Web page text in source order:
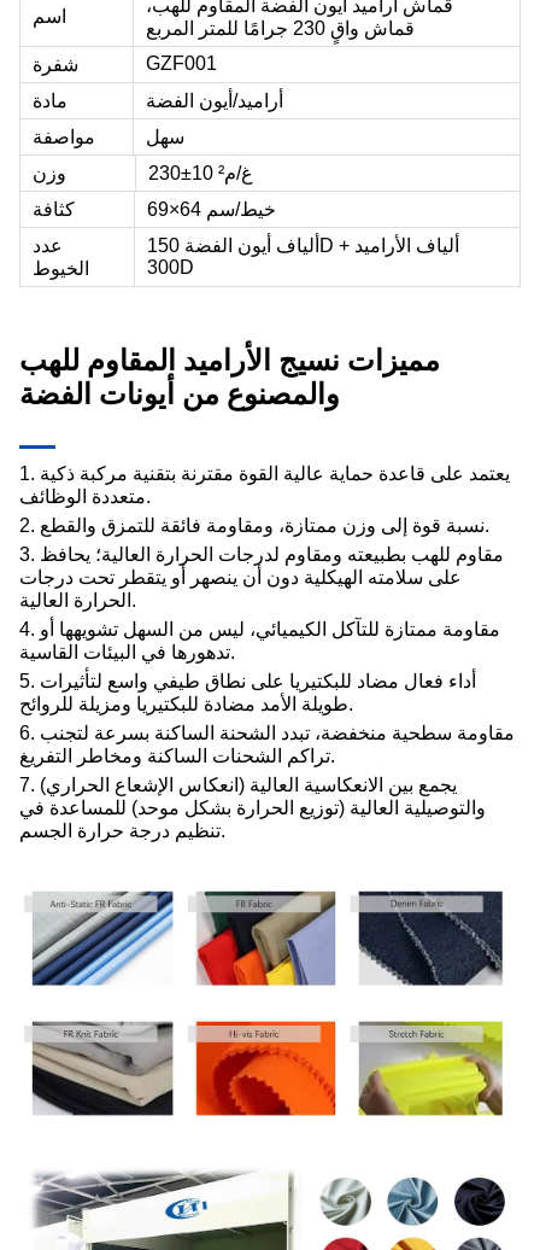
اسم
قماش أراميد أيون الفضة المقاوم للهب،
قماش واقٍ 230 جرامًا للمتر المربع
شفرة
GZF001
مادة
أراميد/أيون الفضة
مواصفة
سهل
وزن
230±10 غ/م²
كثافة
69×64 خيط/سم
عدد
الخيوط
ألياف أيون الفضة 150D + ألياف الأراميد
300D
مميزات نسيج الأراميد المقاوم للهب
والمصنوع من أيونات الفضة
1. يعتمد على قاعدة حماية عالية القوة مقترنة بتقنية مركبة ذكية
متعددة الوظائف.
2. نسبة قوة إلى وزن ممتازة، ومقاومة فائقة للتمزق والقطع.
3. مقاوم للهب بطبيعته ومقاوم لدرجات الحرارة العالية؛ يحافظ
على سلامته الهيكلية دون أن ينصهر أو يتقطر تحت درجات
الحرارة العالية.
4. مقاومة ممتازة للتآكل الكيميائي، ليس من السهل تشويهها أو
تدهورها في البيئات القاسية.
5. أداء فعال مضاد للبكتيريا على نطاق طيفي واسع لتأثيرات
طويلة الأمد مضادة للبكتيريا ومزيلة للروائح.
6. مقاومة سطحية منخفضة، تبدد الشحنة الساكنة بسرعة لتجنب
تراكم الشحنات الساكنة ومخاطر التفريغ.
7. يجمع بين الانعكاسية العالية (انعكاس الإشعاع الحراري)
والتوصيلية العالية (توزيع الحرارة بشكل موحد) للمساعدة في
تنظيم درجة حرارة الجسم.